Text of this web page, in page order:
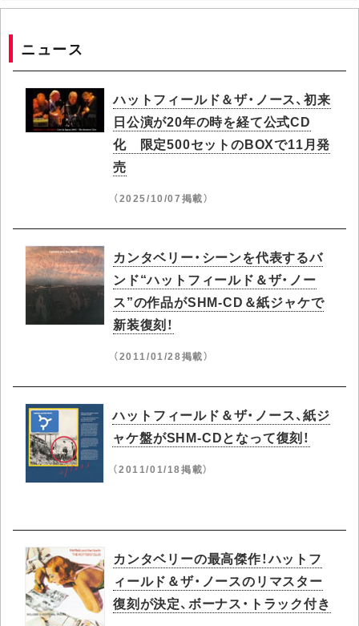
ニュース
ハットフィールド＆ザ・ノース、初来
日公演が20年の時を経て公式CD
化 限定500セットのBOXで11月発
売
（2025/10/07掲載）
カンタベリー・シーンを代表するバ
ンド“ハットフィールド＆ザ・ノー
ス”の作品がSHM-CD＆紙ジャケで
新装復刻！
（2011/01/28掲載）
ハットフィールド＆ザ・ノース、紙ジ
ャケ盤がSHM-CDとなって復刻！
（2011/01/18掲載）
カンタベリーの最高傑作！ハットフ
ィールド＆ザ・ノースのリマスター
復刻が決定、ボーナス・トラック付き